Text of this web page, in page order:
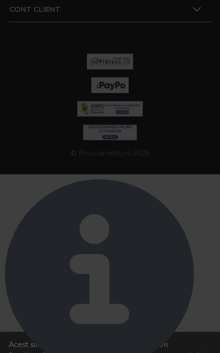
Acest site foloseste cookies pentru a va oferi
CONT CLIENT
© Procosmetic.ro 2026